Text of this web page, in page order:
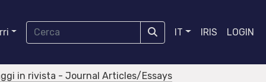
IT IRIS LOGIN
in rivista - Journal Articles/Essays